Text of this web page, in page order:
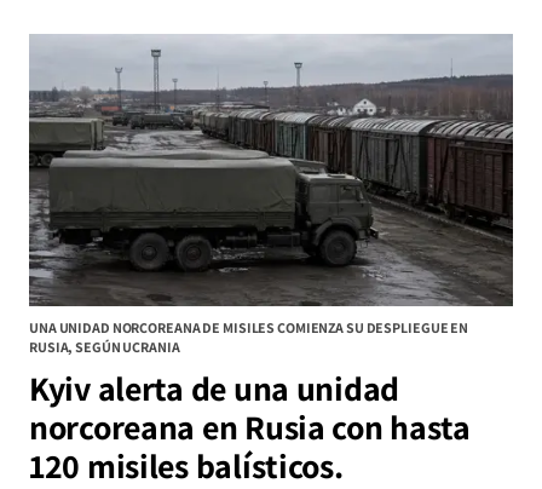
UNA UNIDAD NORCOREANA DE MISILES COMIENZA SU DESPLIEGUE EN
RUSIA, SEGÚN UCRANIA
Kyiv alerta de una unidad
norcoreana en Rusia con hasta
120 misiles balísticos.